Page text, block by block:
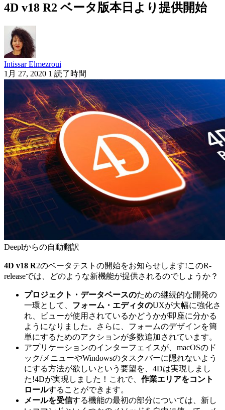
4D v18 R2 ベータ版本日より提供開始
Intissar Elmezroui
1月 27, 2020 1 読了時間
Deeplからの自動翻訳
4D v18 R2のベータテストの開始をお知らせします!このR-
releaseでは、どのような新機能が提供されるのでしょうか？
プロジェクト・データベースのための継続的な開発の
一環として、 フォーム・エディタのUXが大幅に強化さ
れ、ビューが使用されているかどうかが即座に分かる
ようになりました。さらに、フォームのデザインを簡
単にするためのアクションが多数追加されています。
アプリケーションのインターフェイスが、macOSのド
ック/メニューやWindowsのタスクバーに隠れないよう
にする方法が欲しいという要望を、4Dは実現しまし
た!4Dが実現しました！これで、 作業エリアをコント
ロールすることができます。
メールを受信する機能の最初の部分については、新し